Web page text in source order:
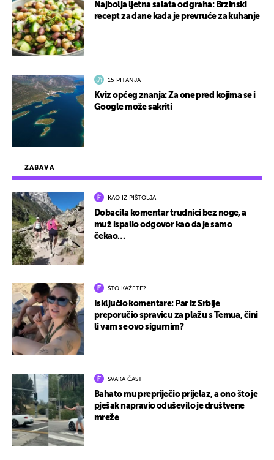
ZABAVA
KAO IZ PIŠTOLJA
Dobacila komentar trudnici bez noge, a
muž ispalio odgovor kao da je samo
čekao…
ŠTO KAŽETE?
Isključio komentare: Par iz Srbije
preporučio spravicu za plažu s Temua, čini
li vam se ovo sigurnim?
SVAKA ČAST
Bahato mu prepriječio prijelaz, a ono što je
pješak napravio oduševilo je društvene
mreže
Najbolja ljetna salata od graha: Brzinski
recept za dane kada je prevruće za kuhanje
15 PITANJA
Kviz općeg znanja: Za one pred kojima se i
Google može sakriti